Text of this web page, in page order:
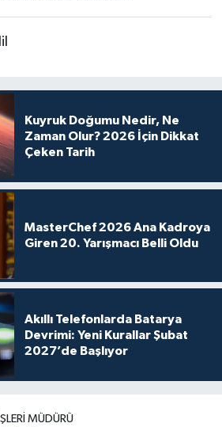
Kuyruk Doğumu Nedir, Ne
Zaman Olur? 2026 İçin Dikkat
Çeken Tarih
MasterChef 2026 Ana Kadroya
Giren 20. Yarışmacı Belli Oldu
Akıllı Telefonlarda Batarya
Devrimi: Yeni Kurallar Şubat
2027’de Başlıyor
MÜDÜRÜ